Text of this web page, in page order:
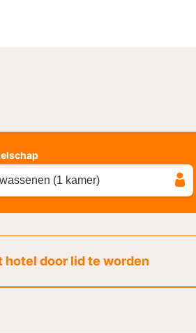
(1 kamer)
door lid te worden